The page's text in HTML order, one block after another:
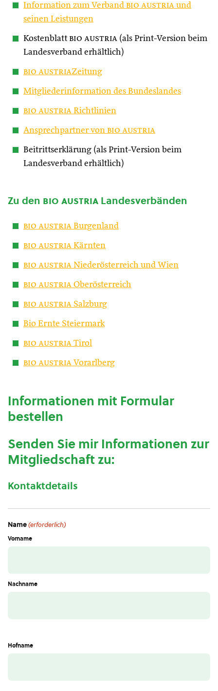
Information zum Verband bio austria und
seinen Leistungen
Kostenblatt bio austria (als Print-Version beim
Landesverband erhältlich)
bio austriaZeitung
Mitgliederinformation des Bundeslandes
bio austria Richtlinien
Ansprechpartner von bio austria
Beitrittserklärung (als Print-Version beim
Landesverband erhältlich)
Zu den bio austria Landesverbänden
bio austria Burgenland
bio austria Kärnten
bio austria Niederösterreich und Wien
bio austria Oberösterreich
bio austria Salzburg
Bio Ernte Steiermark
bio austria Tirol
bio austria Vorarlberg
Informationen mit Formular
bestellen
Senden Sie mir Informationen zur
Mitgliedschaft zu:
Kontaktdetails
Name(erforderlich)
Vorname
Nachname
Hofname